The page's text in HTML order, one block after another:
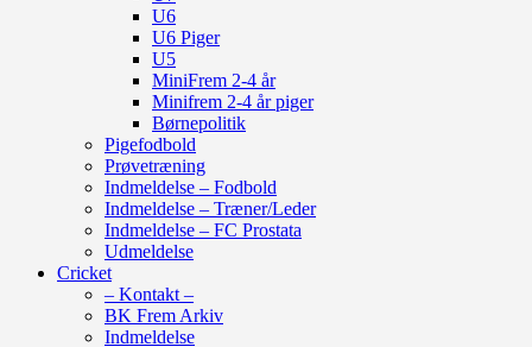
U6
U6 Piger
U5
MiniFrem 2-4 år
Minifrem 2-4 år piger
Børnepolitik
Pigefodbold
Prøvetræning
Indmeldelse – Fodbold
Indmeldelse – Træner/Leder
Indmeldelse – FC Prostata
Udmeldelse
Cricket
– Kontakt –
BK Frem Arkiv
Indmeldelse